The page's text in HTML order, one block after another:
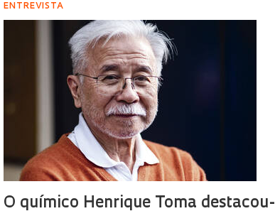
ENTREVISTA
O químico Henrique Toma destacou-